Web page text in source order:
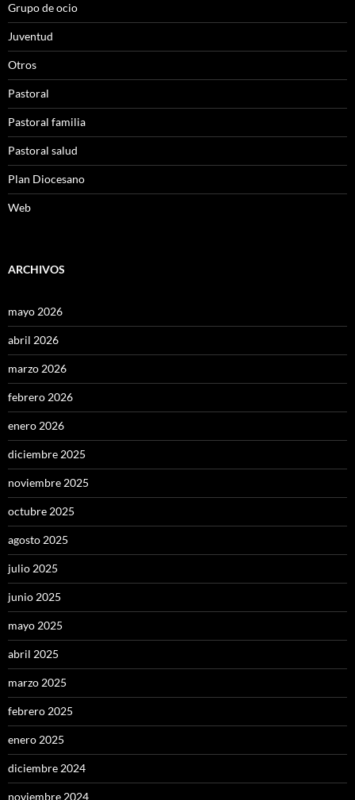
Grupo de ocio
Juventud
Otros
Pastoral
Pastoral familia
Pastoral salud
Plan Diocesano
Web
ARCHIVOS
mayo 2026
abril 2026
marzo 2026
febrero 2026
enero 2026
diciembre 2025
noviembre 2025
octubre 2025
agosto 2025
julio 2025
junio 2025
mayo 2025
abril 2025
marzo 2025
febrero 2025
enero 2025
diciembre 2024
noviembre 2024